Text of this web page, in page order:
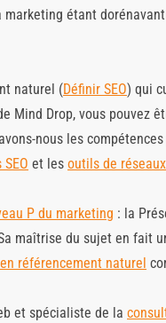
étant
naturel (Définir SEO) qui
Mind Drop, vous pouvez
nous les
et les outils de
P du marketing : la
maîtrise du sujet en fait
référencement naturel
et spécialiste de la